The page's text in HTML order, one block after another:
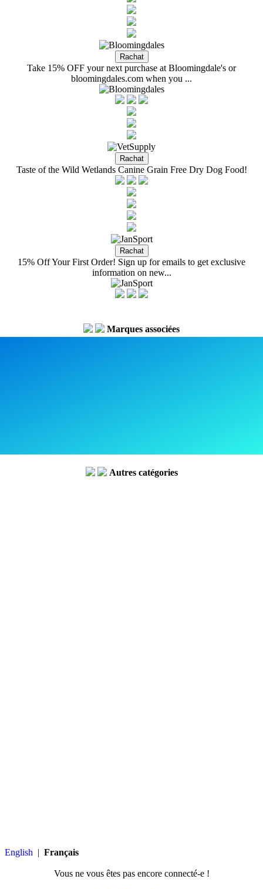
Take 15% OFF your next purchase at Bloomingdale's or
bloomingdales.com when you ...
Taste of the Wild Wetlands Canine Grain Free Dry Dog Food!
15% Off Your First Order! Sign up for emails to get exclusive
information on new...
Marques associées
Autres catégories
English | Français
Vous ne vous êtes pas encore connecté-e !